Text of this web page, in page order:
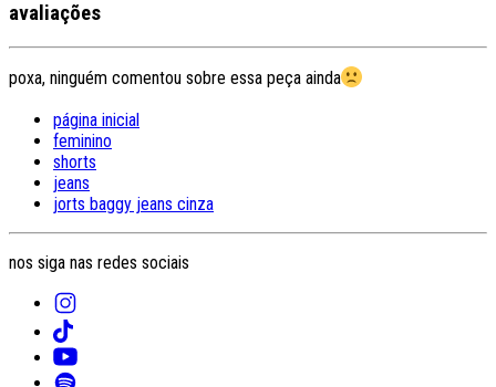
avaliações
poxa, ninguém comentou sobre essa peça ainda
página inicial
feminino
shorts
jeans
jorts baggy jeans cinza
nos siga nas redes sociais